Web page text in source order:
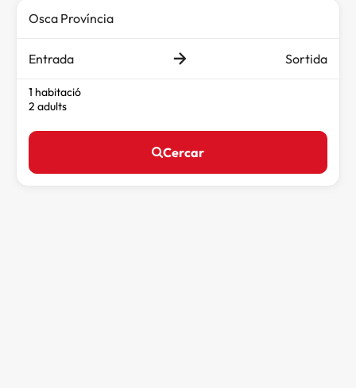
Entrada Sortida
1 habitació
2 adults
Cercar